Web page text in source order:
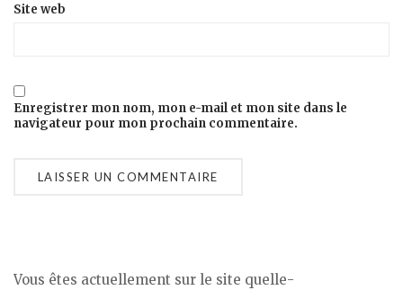
Site web
Enregistrer mon nom, mon e-mail et mon site dans le
navigateur pour mon prochain commentaire.
Vous êtes actuellement sur le site quelle-